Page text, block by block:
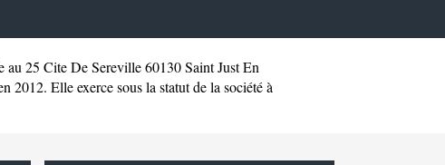
au 25 Cite De Sereville 60130 Saint Just En
Elle exerce sous la statut de la société à